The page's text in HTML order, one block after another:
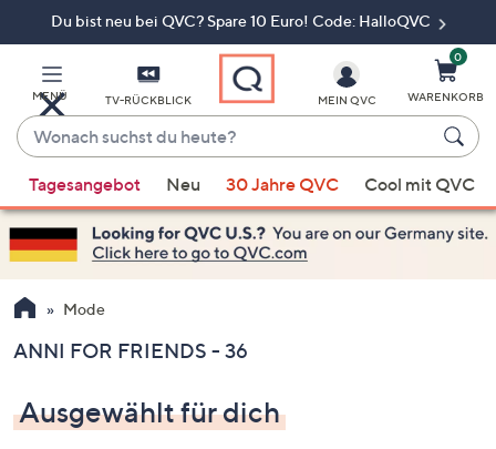
Du bist neu bei QVC? Spare 10 Euro! Code: HalloQVC
MENÜ TV-RÜCKBLICK
Wonach
suchst
du
heute?
Vorschläge
verfügbar
sind,
verwenden
Sie
Pfeiltasten
oben
und
MEIN QVC
0
WARENKORB
Tagesangebot Neu 30 Jahre QVC Cool mit QVC
Mode
ANNI FOR FRIENDS - 36
Ausgewählt für dich